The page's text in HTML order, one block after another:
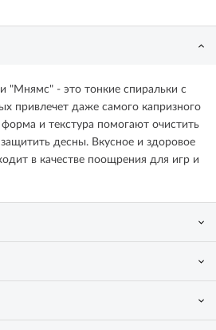
"Мнямс" - это тонкие спиральки с
привлечет даже самого капризного
и текстура помогают очистить
десны. Вкусное и здоровое
в качестве поощрения для игр и